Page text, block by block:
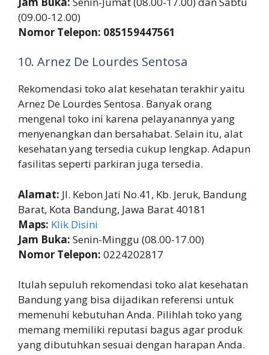
(09.00-12.00)
Nomor Telepon: 085159447561
10. Arnez De Lourdes Sentosa
Rekomendasi toko alat kesehatan terakhir yaitu
Arnez De Lourdes Sentosa. Banyak orang
mengenal toko ini karena pelayanannya yang
menyenangkan dan bersahabat. Selain itu, alat
kesehatan yang tersedia cukup lengkap. Adapun
fasilitas seperti parkiran juga tersedia.
Alamat: Jl. Kebon Jati No.41, Kb. Jeruk, Bandung
Barat, Kota Bandung, Jawa Barat 40181
Maps: Klik Disini
Jam Buka: Senin-Minggu (08.00-17.00)
Nomor Telepon: 0224202817
Itulah sepuluh rekomendasi toko alat kesehatan
Bandung yang bisa dijadikan referensi untuk
memenuhi kebutuhan Anda. Pilihlah toko yang
memang memiliki reputasi bagus agar produk
yang dibutuhkan sesuai dengan harapan Anda.